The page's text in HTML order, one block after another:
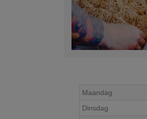
Maandag
Dinsdag